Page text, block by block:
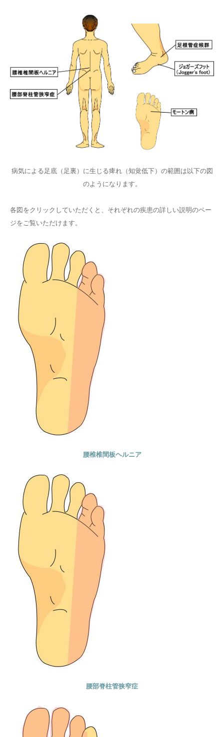
病気による足底（足裏）に生じる痺れ（知覚低下）の範囲は以下の図
のようになります。
各図をクリックしていただくと、それぞれの疾患の詳しい説明のペー
ジをご覧いただけます。
腰椎椎間板ヘルニア
腰部脊柱管狭窄症